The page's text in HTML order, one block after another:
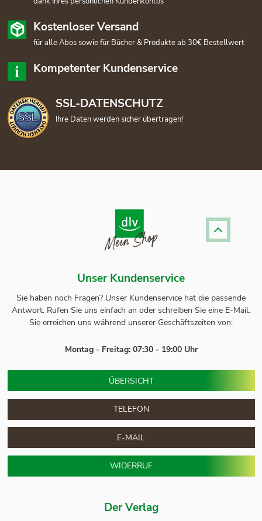
Kostenloser Versand
für alle Abos sowie für Bücher & Produkte ab 30€ Bestellwert
Kompetenter Kundenservice
SSL-DATENSCHUTZ
Ihre Daten werden sicher übertragen!
Der Verlag
Unser Kundenservice
Sie haben noch Fragen? Unser Kundenservice hat die passende
Antwort. Rufen Sie uns einfach an oder schreiben Sie eine E-Mail.
Sie erreichen uns während unserer Geschäftszeiten von:
Montag - Freitag: 07:30 - 19:00 Uhr
ÜBERSICHT
TELEFON
E-MAIL
WIDERRUF